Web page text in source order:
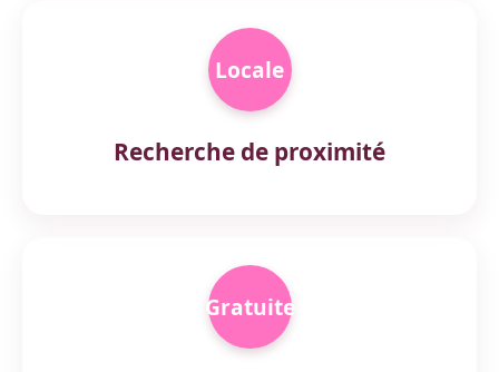
Locale
Recherche de proximité
Gratuite